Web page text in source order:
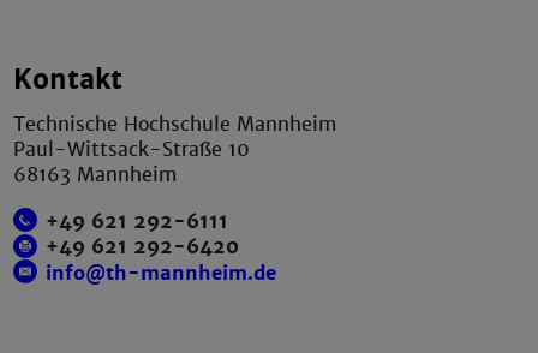
Kontakt
Technische Hochschule Mannheim
Paul-Wittsack-Straße 10
68163 Mannheim
+49 621 292-6111
+49 621 292-6420
info@th-mannheim.de